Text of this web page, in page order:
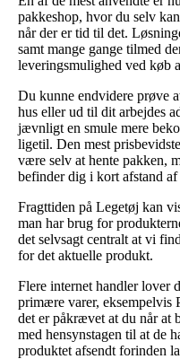
pakkeshop, hvor du selv
når der er tid til det.
samt mange gange tilmed
leveringsmulighed ved køb
Du kunne endvidere prøve
hus eller ud til dit arbejdes
jævnligt en smule mere
ligetil. Den mest
være selv at hente pakken,
befinder dig i kort afstand af
Fragttiden på Legetøj kan
man har brug for
det selvsagt centralt at vi
for det aktuelle produkt.
Flere internet handler lover
primære varer, eksempelvis
det er påkrævet at du når at
med hensynstagen til at de
produktet afsendt forinden